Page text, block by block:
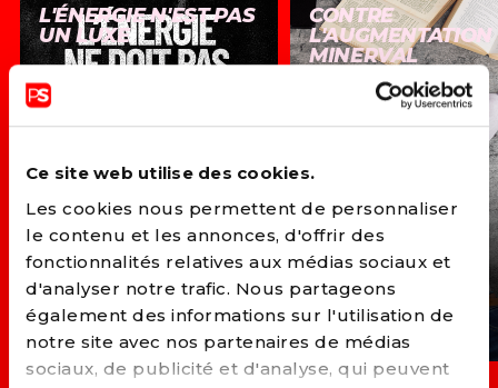
Ce site web utilise des cookies.
Les cookies nous permettent de personnaliser
le contenu et les annonces, d'offrir des
fonctionnalités relatives aux médias sociaux et
d'analyser notre trafic. Nous partageons
également des informations sur l'utilisation de
notre site avec nos partenaires de médias
sociaux, de publicité et d'analyse, qui peuvent
L'ÉNERGIE N'EST PAS
UN LUXE
CONTRE
L'AUGMENTATION
MINERVAL